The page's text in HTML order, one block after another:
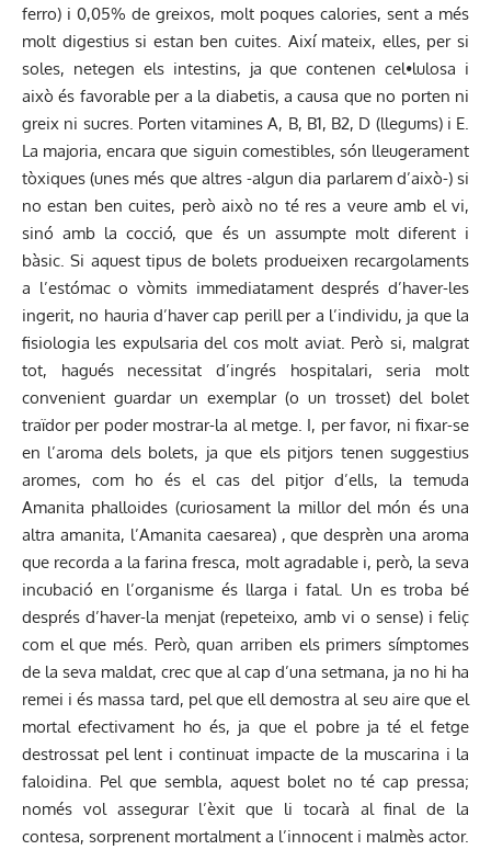
ferro) i 0,05% de greixos, molt poques calories, sent a més
molt digestius si estan ben cuites. Així mateix, elles, per si
soles, netegen els intestins, ja que contenen cel•lulosa i
això és favorable per a la diabetis, a causa que no porten ni
greix ni sucres. Porten vitamines A, B, B1, B2, D (llegums) i E.
La majoria, encara que siguin comestibles, són lleugerament
tòxiques (unes més que altres -algun dia parlarem d’això-) si
no estan ben cuites, però això no té res a veure amb el vi,
sinó amb la cocció, que és un assumpte molt diferent i
bàsic. Si aquest tipus de bolets produeixen recargolaments
a l’estómac o vòmits immediatament després d’haver-les
ingerit, no hauria d’haver cap perill per a l’individu, ja que la
fisiologia les expulsaria del cos molt aviat. Però si, malgrat
tot, hagués necessitat d’ingrés hospitalari, seria molt
convenient guardar un exemplar (o un trosset) del bolet
traïdor per poder mostrar-la al metge. I, per favor, ni fixar-se
en l’aroma dels bolets, ja que els pitjors tenen suggestius
aromes, com ho és el cas del pitjor d’ells, la temuda
Amanita phalloides (curiosament la millor del món és una
altra amanita, l’Amanita caesarea) , que desprèn una aroma
que recorda a la farina fresca, molt agradable i, però, la seva
incubació en l’organisme és llarga i fatal. Un es troba bé
després d’haver-la menjat (repeteixo, amb vi o sense) i feliç
com el que més. Però, quan arriben els primers símptomes
de la seva maldat, crec que al cap d’una setmana, ja no hi ha
remei i és massa tard, pel que ell demostra al seu aire que el
mortal efectivament ho és, ja que el pobre ja té el fetge
destrossat pel lent i continuat impacte de la muscarina i la
faloidina. Pel que sembla, aquest bolet no té cap pressa;
només vol assegurar l’èxit que li tocarà al final de la
contesa, sorprenent mortalment a l’innocent i malmès actor.